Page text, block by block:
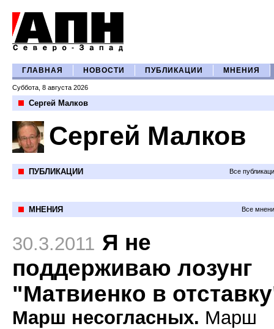
ГЛАВНАЯ НОВОСТИ ПУБЛИКАЦИИ МНЕНИЯ
Суббота, 8 августа 2026
Сергей Малков
Сергей Малков
ПУБЛИКАЦИИ Все
МНЕНИЯ Все
30.3.2011 Я не
поддерживаю лозунг
"Матвиенко в
Марш несогласных. Марш